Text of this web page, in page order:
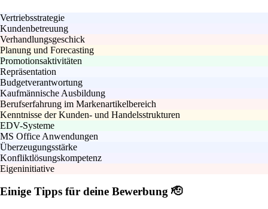
Vertriebsstrategie
Kundenbetreuung
Verhandlungsgeschick
Planung und Forecasting
Promotionsaktivitäten
Repräsentation
Budgetverantwortung
Kaufmännische Ausbildung
Berufserfahrung im Markenartikelbereich
Kenntnisse der Kunden- und Handelsstrukturen
EDV-Systeme
MS Office Anwendungen
Überzeugungsstärke
Konfliktlösungskompetenz
Eigeninitiative
Einige Tipps für deine Bewerbung 🫡